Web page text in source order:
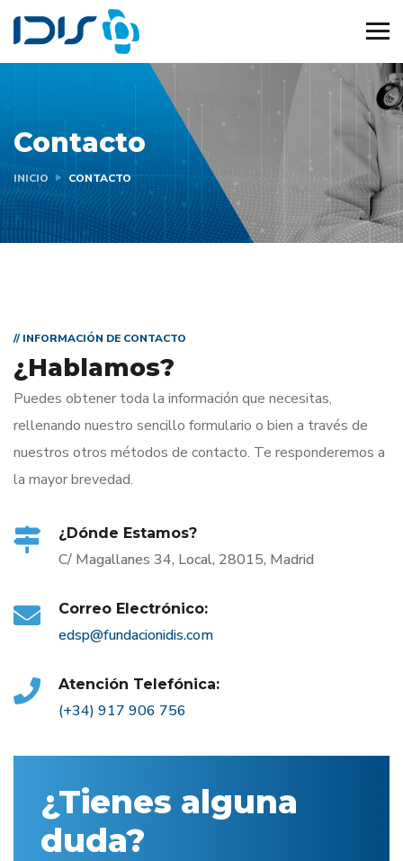
Contacto
INICIO CONTACTO
// INFORMACIÓN DE CONTACTO
¿Hablamos?
Puedes obtener toda la información que necesitas,
rellenando nuestro sencillo formulario o bien a través de
nuestros otros métodos de contacto. Te responderemos a
la mayor brevedad.
¿Dónde Estamos?
C/ Magallanes 34, Local, 28015, Madrid
Correo Electrónico:
edsp@fundacionidis.com
Atención Telefónica:
(+34) 917 906 756
¿Tienes alguna
duda?